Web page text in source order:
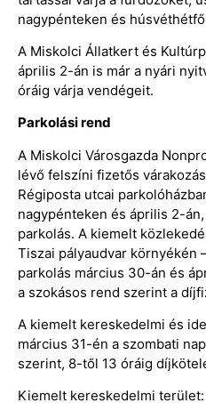
nagypénteken és
A Miskolci Állatkert és
április 2-án is már a nyári
óráig várja vendégeit.
Parkolási rend
A Miskolci Városgazda
lévő felszíni fizetős
Régiposta utcai
nagypénteken és április 2-
parkolás. A kiemelt
Tiszai pályaudvar környékén
parkolás március 30-án és
a szokásos rend szerint a
A kiemelt kereskedelmi és
március 31-én a szombati
szerint, 8-től 13 óráig
Kiemelt kereskedelmi terület: